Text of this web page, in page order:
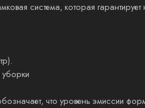
система, которая
что уровень эмиссии